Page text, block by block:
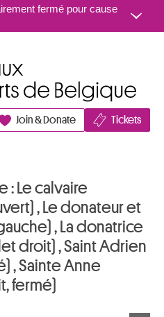
Aller au contenu
fermé pour cause
Join & Donate Tickets
: Le calvaire
, Le donateur et
, La donatrice
droit) , Saint Adrien
, Sainte Anne
fermé)